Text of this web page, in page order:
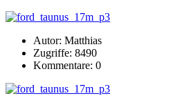
Autor: Matthias
Zugriffe: 8490
Kommentare: 0